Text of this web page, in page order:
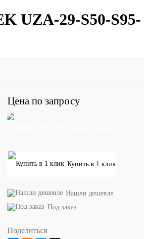
UZA-29-S50-S95-
Цена по запросу
Купить в 1 клик
Нашли дешевле
Под заказ
Поделиться